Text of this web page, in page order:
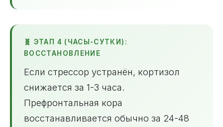
🧬 ЭТАП 4 (ЧАСЫ-СУТКИ):
ВОССТАНОВЛЕНИЕ
Если стрессор устранён, кортизол
снижается за 1-3 часа.
Префронтальная кора
восстанавливается обычно за 24-48